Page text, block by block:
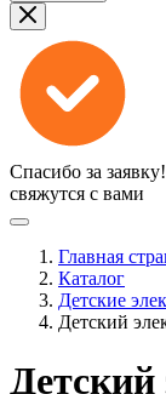
Спасибо за заявку!
свяжутся с вами
Главная
Каталог
Детские
Детский
Детский